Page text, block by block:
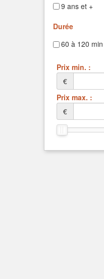
9 ans et +
Durée
60 à 120 min
Prix min. :
€
Prix max. :
€